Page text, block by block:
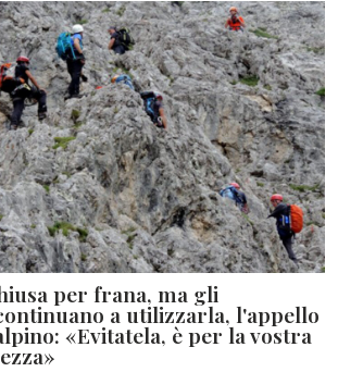
per frana, ma gli
a utilizzarla, l'appello
«Evitatela, è per la vostra